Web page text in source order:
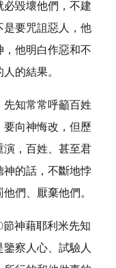
毀壞他們，不建
是要咒詛惡人，他
他明白作惡和不
的結果。
知常常呼籲百姓
向神悔改，但歷
演，百姓、甚至君
神的話，不斷地悖
們、厭棄他們。
節神藉耶利米先知
察人心、試驗人